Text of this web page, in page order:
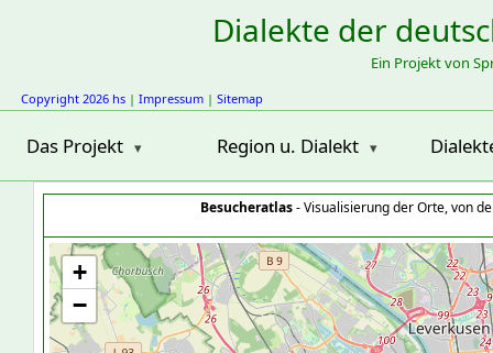
Dialekte der
Ein Projekt von
Copyright 2026 hs | Impressum | Sitemap
Das Projekt Region u. Dialekt
Besucheratlas- Visualisierung der Orte, von
+
−